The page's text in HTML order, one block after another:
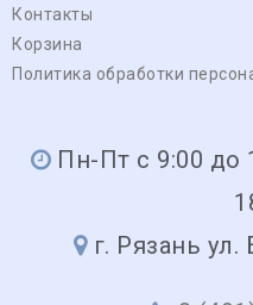
Контакты
Корзина
Политика обработки
Пн-Пт с 9:00 до
г. Рязань